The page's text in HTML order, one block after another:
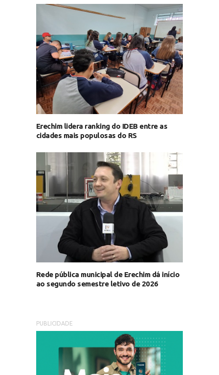
Erechim lidera ranking do IDEB entre as
cidades mais populosas do RS
Rede pública municipal de Erechim dá início
ao segundo semestre letivo de 2026
PUBLICIDADE